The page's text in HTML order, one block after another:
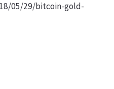
05/29/bitcoin-gold-